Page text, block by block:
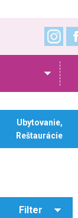
Ubytovanie,
Reštaurácie
Filter